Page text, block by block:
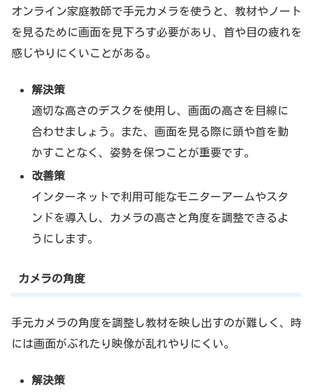
オンライン家庭教師で手元カメラを使うと、教材やノート
を見るために画面を見下ろす必要があり、首や目の疲れを
感じやりにくいことがある。
解決策
適切な高さのデスクを使用し、画面の高さを目線に
合わせましょう。また、画面を見る際に頭や首を動
かすことなく、姿勢を保つことが重要です。
改善策
インターネットで利用可能なモニターアームやスタ
ンドを導入し、カメラの高さと角度を調整できるよ
うにします。
カメラの角度
手元カメラの角度を調整し教材を映し出すのが難しく、時
には画面がぶれたり映像が乱れやりにくい。
解決策